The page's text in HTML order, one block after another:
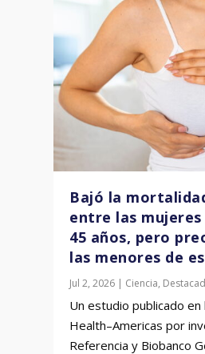
Estudio
sudameric...
Jul 13, 2026| Agro Ambiente,
Bajó la
entre las
45 años, pero
las menores de
Jul 2, 2026 | Ciencia,
Un estudio publicado
Health–Americas por
Referencia y Biobanco